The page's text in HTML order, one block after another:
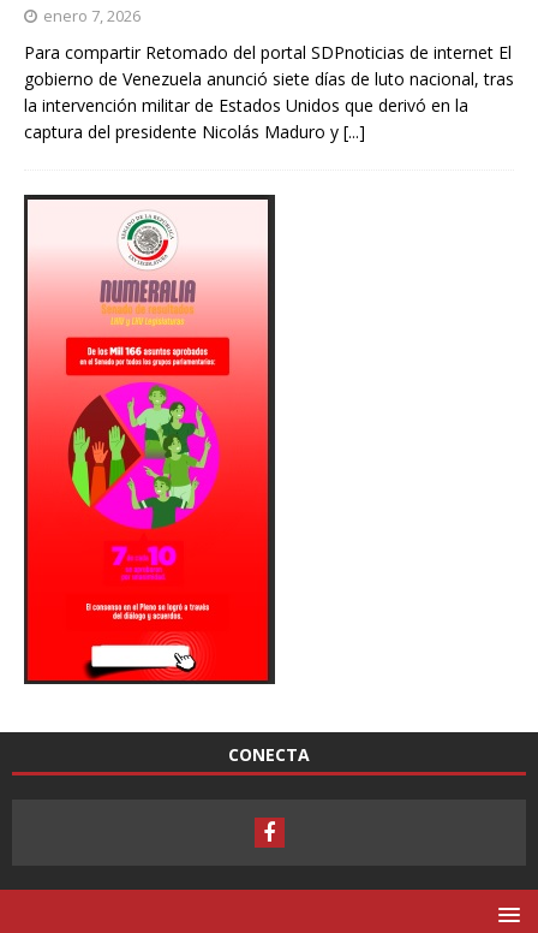
enero 7, 2026
Para compartir Retomado del portal SDPnoticias de internet El
gobierno de Venezuela anunció siete días de luto nacional, tras
la intervención militar de Estados Unidos que derivó en la
captura del presidente Nicolás Maduro y [...]
CONECTA